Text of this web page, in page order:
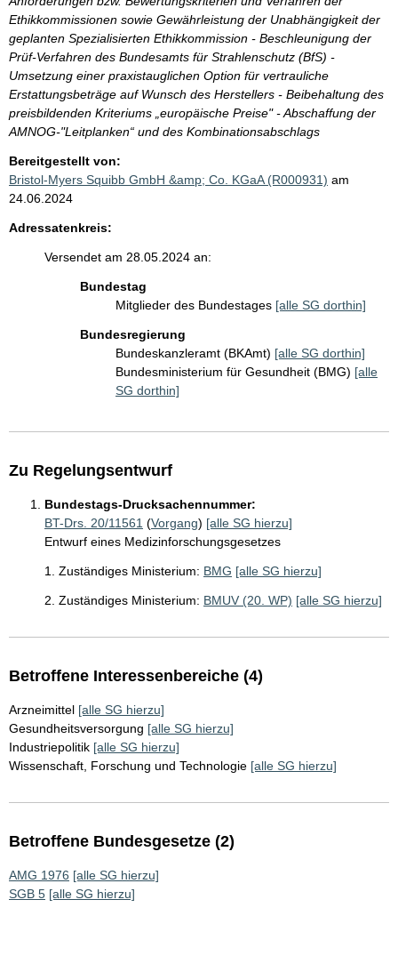
Ethikkommissionen sowie Gewährleistung der Unabhängigkeit der
geplanten Spezialisierten Ethikkommission - Beschleunigung der
Prüf-Verfahren des Bundesamts für Strahlenschutz (BfS) -
Umsetzung einer praxistauglichen Option für vertrauliche
Erstattungsbeträge auf Wunsch des Herstellers - Beibehaltung des
preisbildenden Kriteriums „europäische Preise" - Abschaffung der
AMNOG-"Leitplanken“ und des Kombinationsabschlags
Bereitgestellt von:
Bristol-Myers Squibb GmbH &amp; Co. KGaA (R000931) am
24.06.2024
Adressatenkreis:
Versendet am 28.05.2024 an:
Bundestag
Mitglieder des Bundestages [alle SG dorthin]
Bundesregierung
Bundeskanzleramt (BKAmt) [alle SG dorthin]
Bundesministerium für Gesundheit (BMG) [alle
SG dorthin]
Zu Regelungsentwurf
Bundestags-Drucksachennummer:
BT-Drs. 20/11561 (Vorgang) [alle SG hierzu]
Entwurf eines Medizinforschungsgesetzes
1. Zuständiges Ministerium: BMG [alle SG hierzu]
2. Zuständiges Ministerium: BMUV (20. WP) [alle SG hierzu]
Betroffene Interessenbereiche (4)
Arzneimittel [alle SG hierzu]
Gesundheitsversorgung [alle SG hierzu]
Industriepolitik [alle SG hierzu]
Wissenschaft, Forschung und Technologie [alle SG hierzu]
Betroffene Bundesgesetze (2)
AMG 1976 [alle SG hierzu]
SGB 5 [alle SG hierzu]